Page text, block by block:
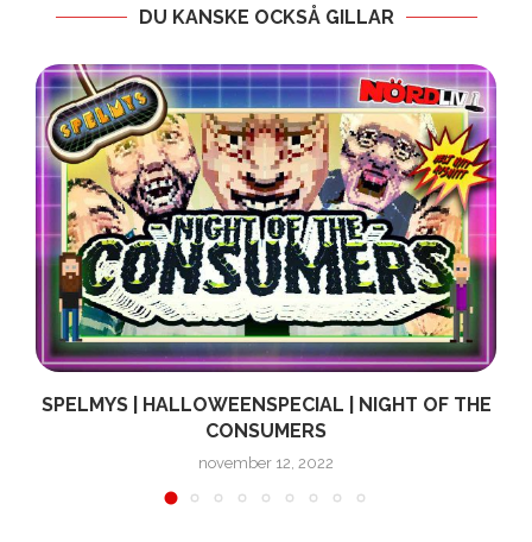
DU KANSKE OCKSÅ GILLAR
SPELMYS | HALLOWEENSPECIAL | NIGHT OF THE
CONSUMERS
november 12, 2022